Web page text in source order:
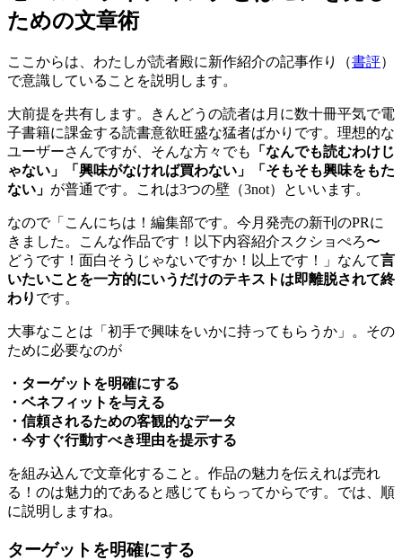
ための文章術
ここからは、わたしが読者殿に新作紹介の記事作り（書評）
で意識していることを説明します。
大前提を共有します。きんどうの読者は月に数十冊平気で電
子書籍に課金する読書意欲旺盛な猛者ばかりです。理想的な
ユーザーさんですが、そんな方々でも
「なんでも読むわけじ
ゃない」「興味がなければ買わない」「そもそも興味をもた
ない」 が普通です。これは3つの壁（3not）といいます。
なので「こんにちは！編集部です。今月発売の新刊のPRに
きました。こんな作品です！以下内容紹介スクショぺろ〜
どうです！面白そうじゃないですか！以上です！」なんて言
いたいことを一方的にいうだけのテキストは即離脱されて終
わり です。
大事なことは「初手で興味をいかに持ってもらうか」。その
ために必要なのが
・ターゲットを明確にする
・ベネフィットを与える
・信頼されるための客観的なデータ
・今すぐ行動すべき理由を提示する
を組み込んで文章化すること。作品の魅力を伝えれば売れ
る！のは魅力的であると感じてもらってからです。では、順
に説明しますね。
ターゲットを明確にする